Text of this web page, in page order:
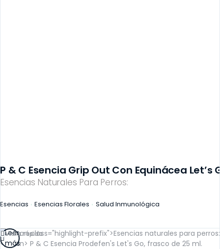
Esencias Naturales Para Perros:
P & C Esencia Grip Out Con Equinácea Let’s
Esencias Esencias Florales Salud Inmunológica
Vista rápida
Leer
más